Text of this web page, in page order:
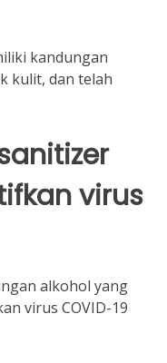
kandungan
kulit, dan telah
virus
alkohol yang
virus COVID-19